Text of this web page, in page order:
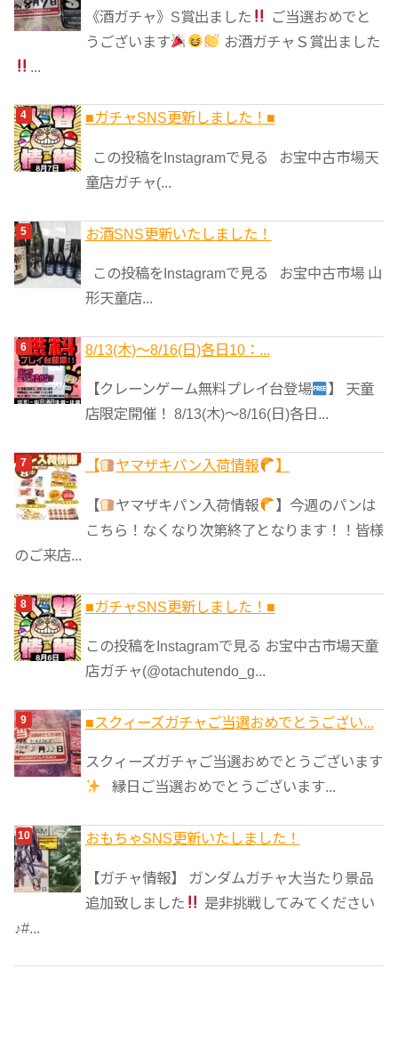
《酒ガチャ》S賞出ました
ご当選おめでと
うございます
お酒ガチャＳ賞出ました
■ガチャSNS更新しました！■
この投稿をInstagramで見る お宝中古市場天
童店ガチャ(...
お酒SNS更新いたしました！
この投稿をInstagramで見る お宝中古市場 山
形天童店...
8/13(木)～8/16(日)各日10：...
【クレーンゲーム無料プレイ台登場
】 天童
店限定開催！ 8/13(木)～8/16(日)各日...
【 ヤマザキパン入荷情報 】
【 ヤマザキパン入荷情報
】今週のパンは
こちら！なくなり次第終了となります！！皆様
のご来店...
■ガチャSNS更新しました！■
この投稿をInstagramで見る お宝中古市場天童
店ガチャ(@otachutendo_g...
■スクィーズガチャご当選おめでとうござい...
スクィーズガチャご当選おめでとうございます
縁日ご当選おめでとうございます...
おもちゃSNS更新いたしました！
【ガチャ情報】 ガンダムガチャ大当たり景品
追加致しました
是非挑戦してみてください
♪#...